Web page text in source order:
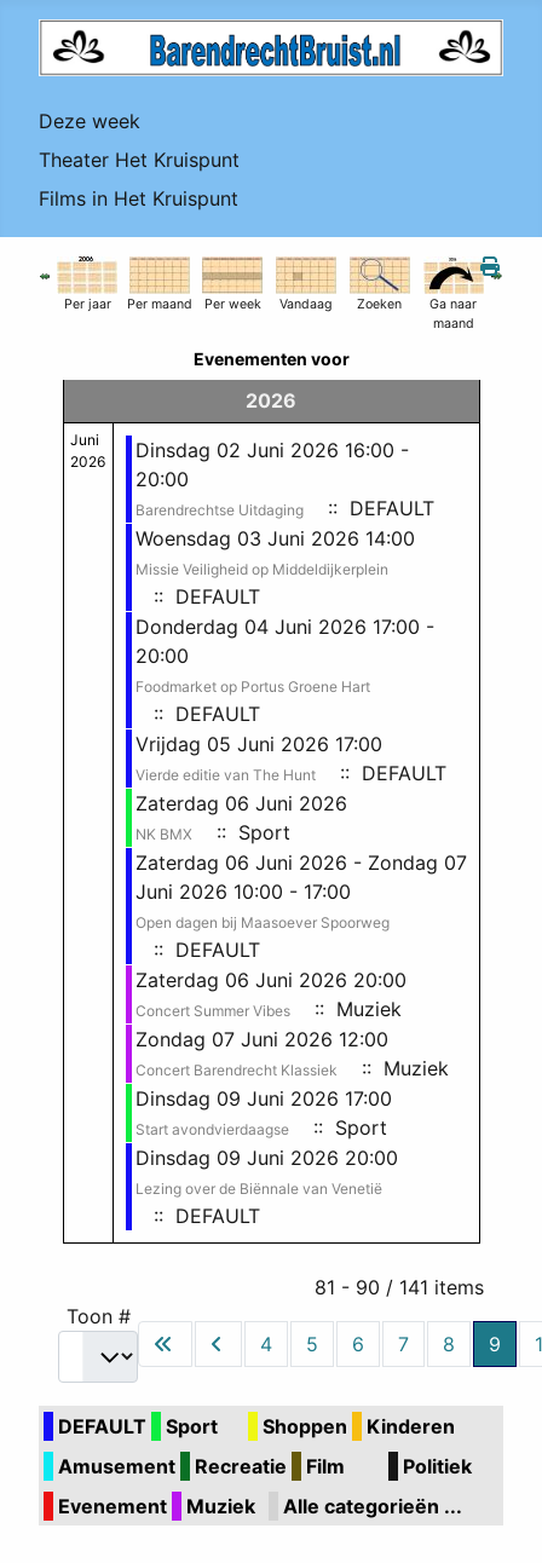
Deze week
Theater Het Kruispunt
Films in Het Kruispunt
Per jaar Per maand Per week Vandaag Zoeken
Ga naar
maand
Evenementen voor
2026
Juni
2026
Dinsdag 02 Juni 2026 16:00 -
20:00
Barendrechtse Uitdaging
:: DEFAULT
Woensdag 03 Juni 2026 14:00
Missie Veiligheid op Middeldijkerplein
:: DEFAULT
Donderdag 04 Juni 2026 17:00 -
20:00
Foodmarket op Portus Groene Hart
:: DEFAULT
Vrijdag 05 Juni 2026 17:00
Vierde editie van The Hunt
:: DEFAULT
Zaterdag 06 Juni 2026
NK BMX
:: Sport
Zaterdag 06 Juni 2026 - Zondag 07
Juni 2026 10:00 - 17:00
Open dagen bij Maasoever Spoorweg
:: DEFAULT
Zaterdag 06 Juni 2026 20:00
Concert Summer Vibes
:: Muziek
Zondag 07 Juni 2026 12:00
Concert Barendrecht Klassiek
:: Muziek
Dinsdag 09 Juni 2026 17:00
Start avondvierdaagse
:: Sport
Dinsdag 09 Juni 2026 20:00
Lezing over de Biënnale van Venetië
:: DEFAULT
Pagination List Limit
81 - 90 / 141 items
Toon #
4
5 6 7 8 9
DEFAULT Sport Shoppen
Kinderen
Amusement
Recreatie Film
Politiek
Evenement
Muziek Alle categorieën ...